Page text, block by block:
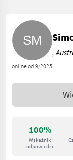
100%
Wskaźnik
odpowiedzi
online od 9/2025
,